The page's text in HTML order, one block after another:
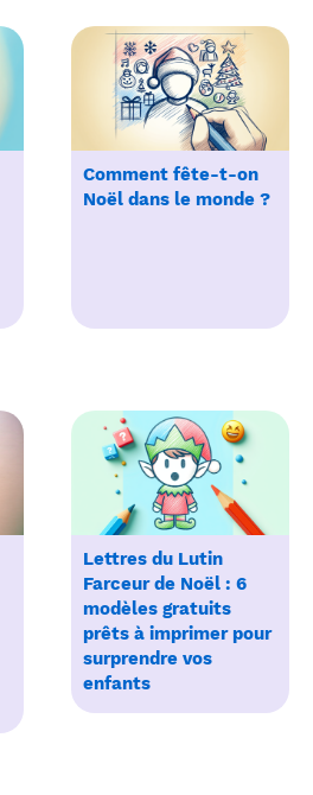
Comment fête-t-on
Noël dans le monde ?
Lettres du Lutin
Farceur de Noël : 6
modèles gratuits
prêts à imprimer pour
surprendre vos
enfants